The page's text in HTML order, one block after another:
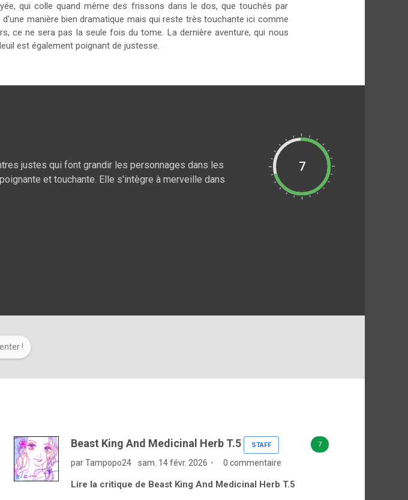
qui colle quand même des frissons dans le dos, que touchés par
manière bien dramatique mais qui reste très touchante ici comme
ce ne sera pas la seule fois du tome. La dernière aventure, qui nous
est également poignant de justesse.
justes qui font grandir les personnages dans les
et touchante. Elle s'intègre à merveille dans
7
!
7
Beast King And Medicinal Herb T.5 STAFF
par Tampopo24 sam. 14 févr. 2026 0 commentaire
Lire la critique de Beast King And Medicinal Herb T.5